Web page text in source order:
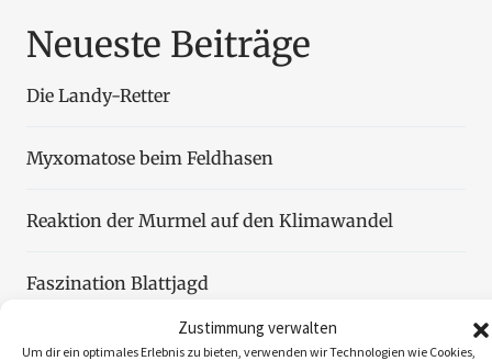
Zustimmung verwalten
Um dir ein optimales Erlebnis zu bieten, verwenden wir Technologien wie Cookies,
Neueste Beiträge
Die Landy-Retter
Myxomatose beim Feldhasen
Reaktion der Murmel auf den Klimawandel
Faszination Blattjagd
Wildzählung aus der Luft